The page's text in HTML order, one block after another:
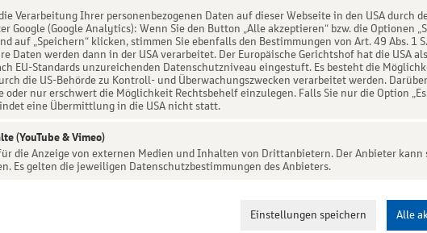
Verarbeitung Ihrer personenbezogenen Daten auf dieser Webseite in den USA durch
Google (Google Analytics): Wenn Sie den Button „Alle akzeptieren“ bzw. die Optionen
auf „Speichern“ klicken, stimmen Sie ebenfalls den Bestimmungen von Art. 49 Abs. 1
Daten werden dann in der USA verarbeitet. Der Europäische Gerichtshof hat die USA
EU-Standards unzureichenden Datenschutzniveau eingestuft. Es besteht die
die US-Behörde zu Kontroll- und Überwachungszwecken verarbeitet werden.
oder nur erschwert die Möglichkeit Rechtsbehelf einzulegen. Falls Sie nur die Option
eine Übermittlung in die USA nicht statt.
(YouTube & Vimeo)
die Anzeige von externen Medien und Inhalten von Drittanbietern. Der Anbieter kann
Es gelten die jeweiligen Datenschutzbestimmungen des Anbieters.
Einstellungen speichern Alle